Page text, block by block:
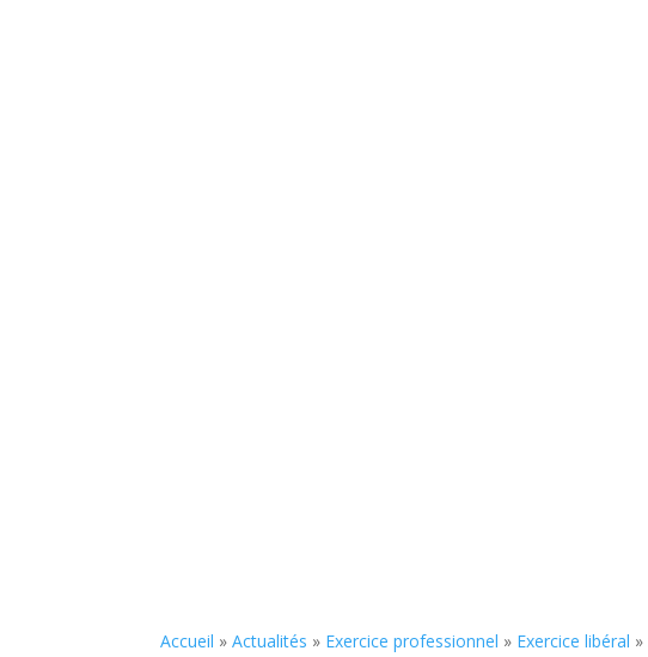
Accueil »Actualités » Exercice professionnel » Exercice libéral »